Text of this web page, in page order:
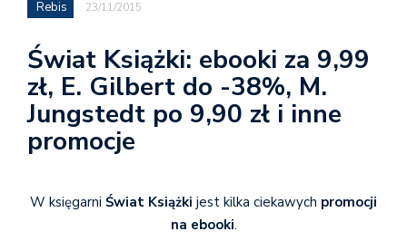
Rebis 23/11/2015
Świat Książki: ebooki za 9,99
zł, E. Gilbert do -38%, M.
Jungstedt po 9,90 zł i inne
promocje
W księgarni Świat Książki jest kilka ciekawych promocji
na ebooki.